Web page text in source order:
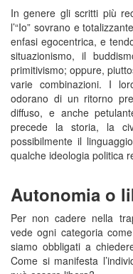
In genere gli scritti più
l’“Io” sovrano e
enfasi egocentrica, e
situazionismo, il
primitivismo; oppure,
varie combinazioni. I
odorano di un ritorno
diffuso, e anche
precede la storia, la
possibilmente il
qualche ideologia politica
Autonomia o
Per non cadere nella
vede ogni categoria
siamo obbligati a
Come si manifesta